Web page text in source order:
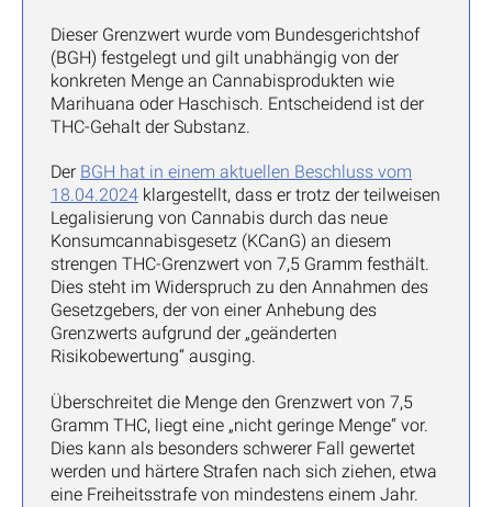
Dieser Grenzwert wurde vom Bundesgerichtshof
(BGH) festgelegt und gilt unabhängig von der
konkreten Menge an Cannabisprodukten wie
Marihuana oder Haschisch. Entscheidend ist der
THC-Gehalt der Substanz.
Der BGH hat in einem aktuellen Beschluss vom
18.04.2024 klargestellt, dass er trotz der teilweisen
Legalisierung von Cannabis durch das neue
Konsumcannabisgesetz (KCanG) an diesem
strengen THC-Grenzwert von 7,5 Gramm festhält.
Dies steht im Widerspruch zu den Annahmen des
Gesetzgebers, der von einer Anhebung des
Grenzwerts aufgrund der „geänderten
Risikobewertung“ ausging.
Überschreitet die Menge den Grenzwert von 7,5
Gramm THC, liegt eine „nicht geringe Menge“ vor.
Dies kann als besonders schwerer Fall gewertet
werden und härtere Strafen nach sich ziehen, etwa
eine Freiheitsstrafe von mindestens einem Jahr.